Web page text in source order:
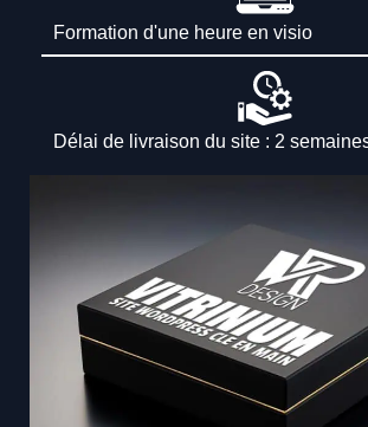
Formation d'une heure en visio
Délai de livraison du site : 2